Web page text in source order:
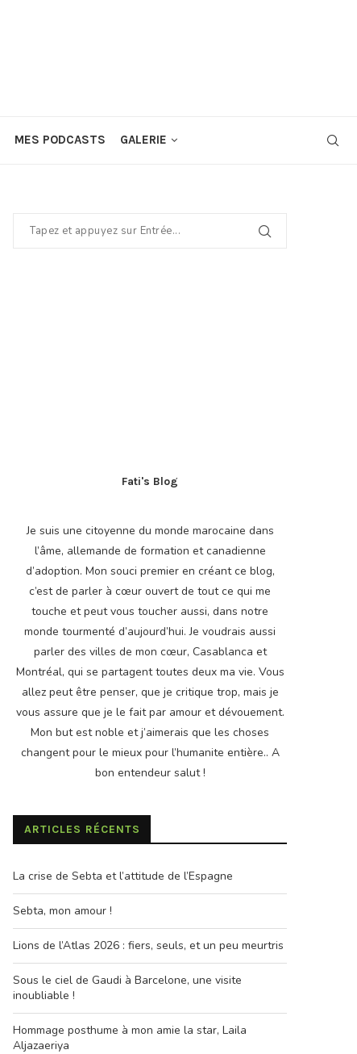
MES PODCASTS GALERIE
Fati's Blog
Je suis une citoyenne du monde marocaine dans
l’âme, allemande de formation et canadienne
d’adoption. Mon souci premier en créant ce blog,
c’est de parler à cœur ouvert de tout ce qui me
touche et peut vous toucher aussi, dans notre
monde tourmenté d’aujourd’hui. Je voudrais aussi
parler des villes de mon cœur, Casablanca et
Montréal, qui se partagent toutes deux ma vie. Vous
allez peut être penser, que je critique trop, mais je
vous assure que je le fait par amour et dévouement.
Mon but est noble et j’aimerais que les choses
changent pour le mieux pour l’humanite entière.. A
bon entendeur salut !
ARTICLES RÉCENTS
La crise de Sebta et l’attitude de l’Espagne
Sebta, mon amour !
Lions de l’Atlas 2026 : fiers, seuls, et un peu meurtris
Sous le ciel de Gaudi à Barcelone, une visite
inoubliable !
Hommage posthume à mon amie la star, Laila
Aljazaeriya